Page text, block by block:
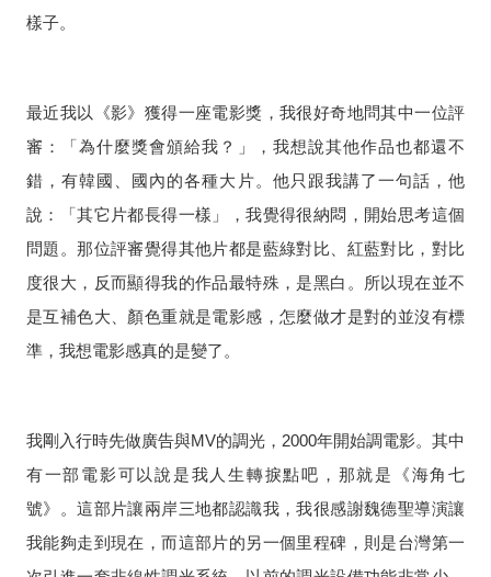
樣子。
最近我以《影》獲得一座電影獎，我很好奇地問其中一位評
審：「為什麼獎會頒給我？」，我想說其他作品也都還不
錯，有韓國、國內的各種大片。他只跟我講了一句話，他
說：「其它片都長得一樣」，我覺得很納悶，開始思考這個
問題。那位評審覺得其他片都是藍綠對比、紅藍對比，對比
度很大，反而顯得我的作品最特殊，是黑白。所以現在並不
是互補色大、顏色重就是電影感，怎麼做才是對的並沒有標
準，我想電影感真的是變了。
我剛入行時先做廣告與MV的調光， 2000年開始調電影。其中
有一部電影可以說是我人生轉捩點吧，那就是《海角七
號》。這部片讓兩岸三地都認識我，我很感謝魏德聖導演讓
我能夠走到現在，而這部片的另一個里程碑，則是台灣第一